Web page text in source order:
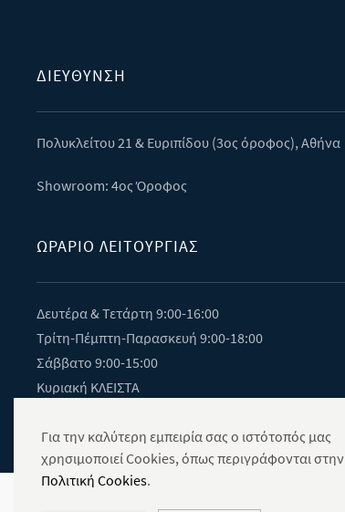
ΔΙΕΎΘΥΝΣΗ
Πολυκλείτου 21 & Eυριπίδου (3ος όροφος), Αθήνα
Showroom: 4ος Όροφος
ΩΡΑΡΙΟ ΛΕΙΤΟΥΡΓΙΑΣ
Δευτέρα & Τετάρτη 9:00-16:00
Τρίτη-Πέμπτη-Παρασκευή 9:00-18:00
Σάββατο 9:00-15:00
Κυριακή ΚΛΕΙΣΤΑ
Για την καλύτερη εμπειρία σας ο ιστότοπός μας
χρησιμοποιεί Cookies, όπως περιγράφονται στην
Πολιτική Cookies.